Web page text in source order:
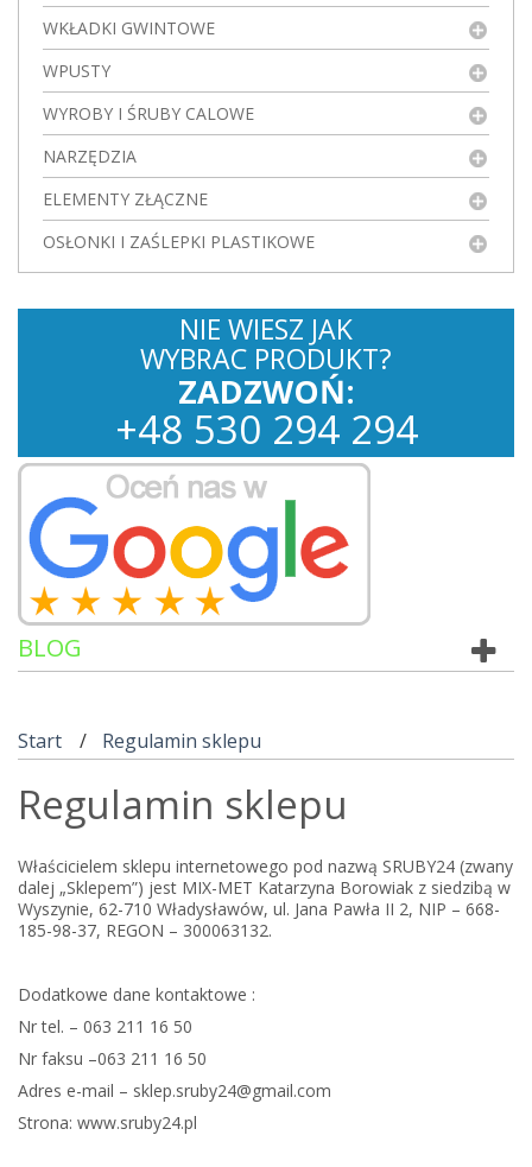
WKŁADKI GWINTOWE
WPUSTY
WYROBY I ŚRUBY CALOWE
NARZĘDZIA
ELEMENTY ZŁĄCZNE
OSŁONKI I ZAŚLEPKI PLASTIKOWE
NIE WIESZ JAK
WYBRAC PRODUKT?
ZADZWOŃ:
+48 530 294 294
BLOG
Start Regulamin sklepu
Regulamin sklepu
Właścicielem sklepu internetowego pod nazwą SRUBY24 (zwany
dalej „Sklepem”) jest MIX-MET Katarzyna Borowiak z siedzibą w
Wyszynie, 62-710 Władysławów, ul. Jana Pawła II 2, NIP – 668-
185-98-37, REGON – 300063132.
Dodatkowe dane kontaktowe :
Nr tel. – 063 211 16 50
Nr faksu –063 211 16 50
Adres e-mail – sklep.sruby24@gmail.com
Strona: www.sruby24.pl